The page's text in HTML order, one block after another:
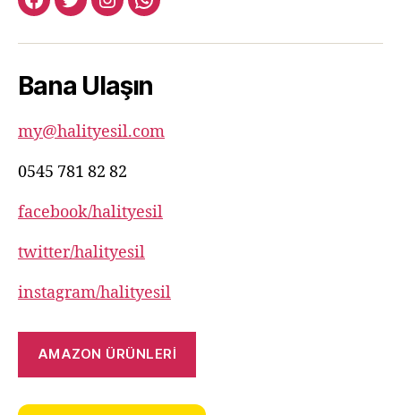
facebook:halityesil
twitter:halityesil
instagram:halityesil
whatsapp:0545
82
Bana Ulaşın
my@halityesil.com
0545 781 82 82
facebook/halityesil
twitter/halityesil
instagram/halityesil
AMAZON ÜRÜNLERİ